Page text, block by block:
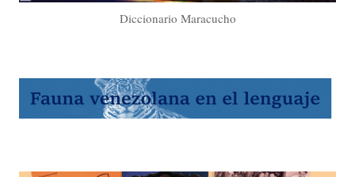
Diccionario Maracucho